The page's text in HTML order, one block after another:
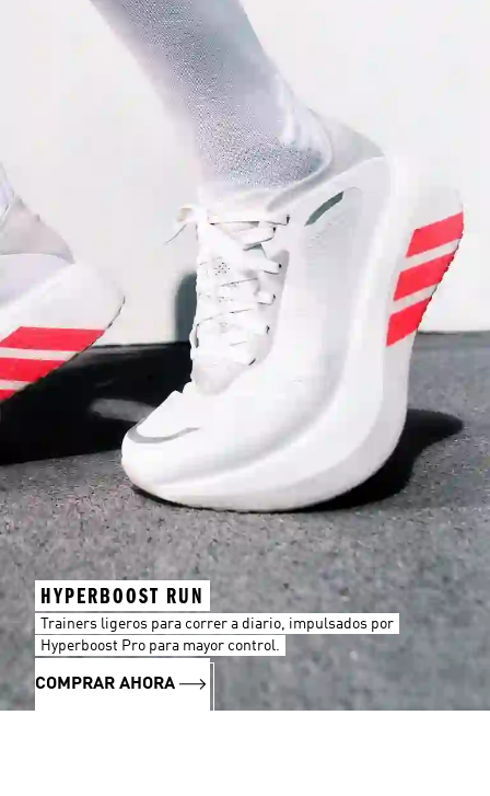
HYPERBOOST RUN
Trainers ligeros para correr a diario, impulsados por
Hyperboost Pro para mayor control.
COMPRAR AHORA